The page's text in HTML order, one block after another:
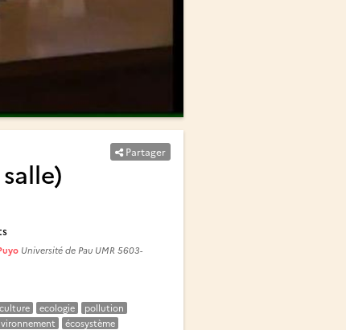
Partager
Université de Pau UMR 5603-
ecologie
pollution
écosystème